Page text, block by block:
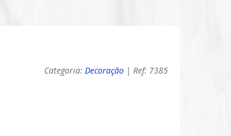
Categoria: Decoração | Ref: 7385